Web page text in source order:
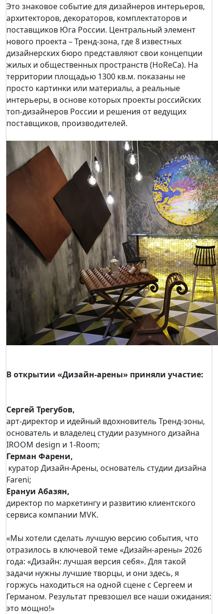
Это знаковое событие для дизайнеров интерьеров,
архитекторов, декораторов, комплектаторов и
поставщиков Юга России. Центральный элемент
нового проекта – Тренд-зона, где 8 известных
дизайнерских бюро представляют свои концепции
жилых и общественных пространств (HoReCa). На
территории площадью 1300 кв.м. показаны не
просто картинки или материалы, а реальные
интерьеры, в основе которых проекты российских
топ-дизайнеров России и решения от ведущих
поставщиков, производителей.
В открытии «Дизайн-арены» приняли участие:
Сергей Трегубов,
арт-директор и идейный вдохновитель Тренд-зоны,
основатель и владелец студии разумного дизайна
IROOM design и 1-Room;
Герман Фарени,
куратор Дизайн-Арены, основатель студии дизайна
Fareni;
Ерануи Абазян,
директор по маркетингу и развитию клиентского
сервиса компании MVK.
«Мы хотели сделать лучшую версию события, что
отразилось в ключевой теме «Дизайн-арены» 2026
года: «Дизайн: лучшая версия себя». Для такой
задачи нужны лучшие творцы, и они здесь, я
горжусь находиться на одной сцене с Сергеем и
Германом. Результат превзошел все наши ожидания:
это мощно!»